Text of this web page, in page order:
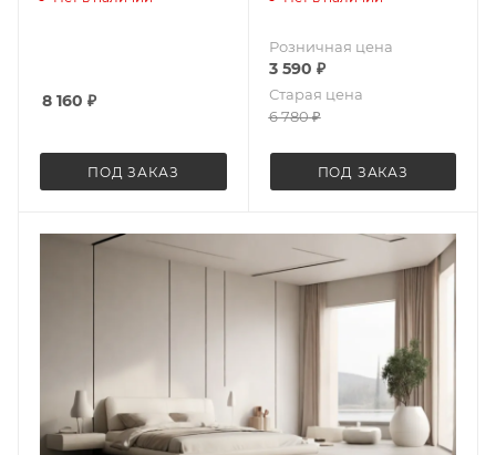
8 160 ₽
ПОД ЗАКАЗ
Розничная цена
3 590 ₽
Старая цена
6 780₽
ПОД ЗАКАЗ